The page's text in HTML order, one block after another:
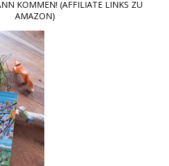
KOMMEN! (AFFILIATE LINKS ZU
AMAZON)